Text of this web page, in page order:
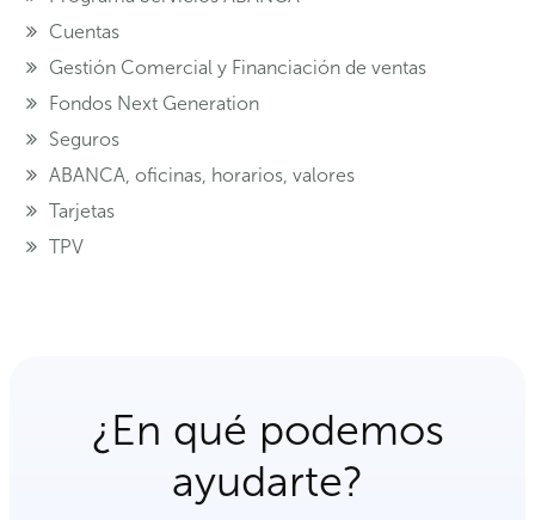
Cuentas
Gestión Comercial y Financiación de ventas
Fondos Next Generation
Seguros
ABANCA, oficinas, horarios, valores
Tarjetas
TPV
¿En qué podemos
ayudarte?